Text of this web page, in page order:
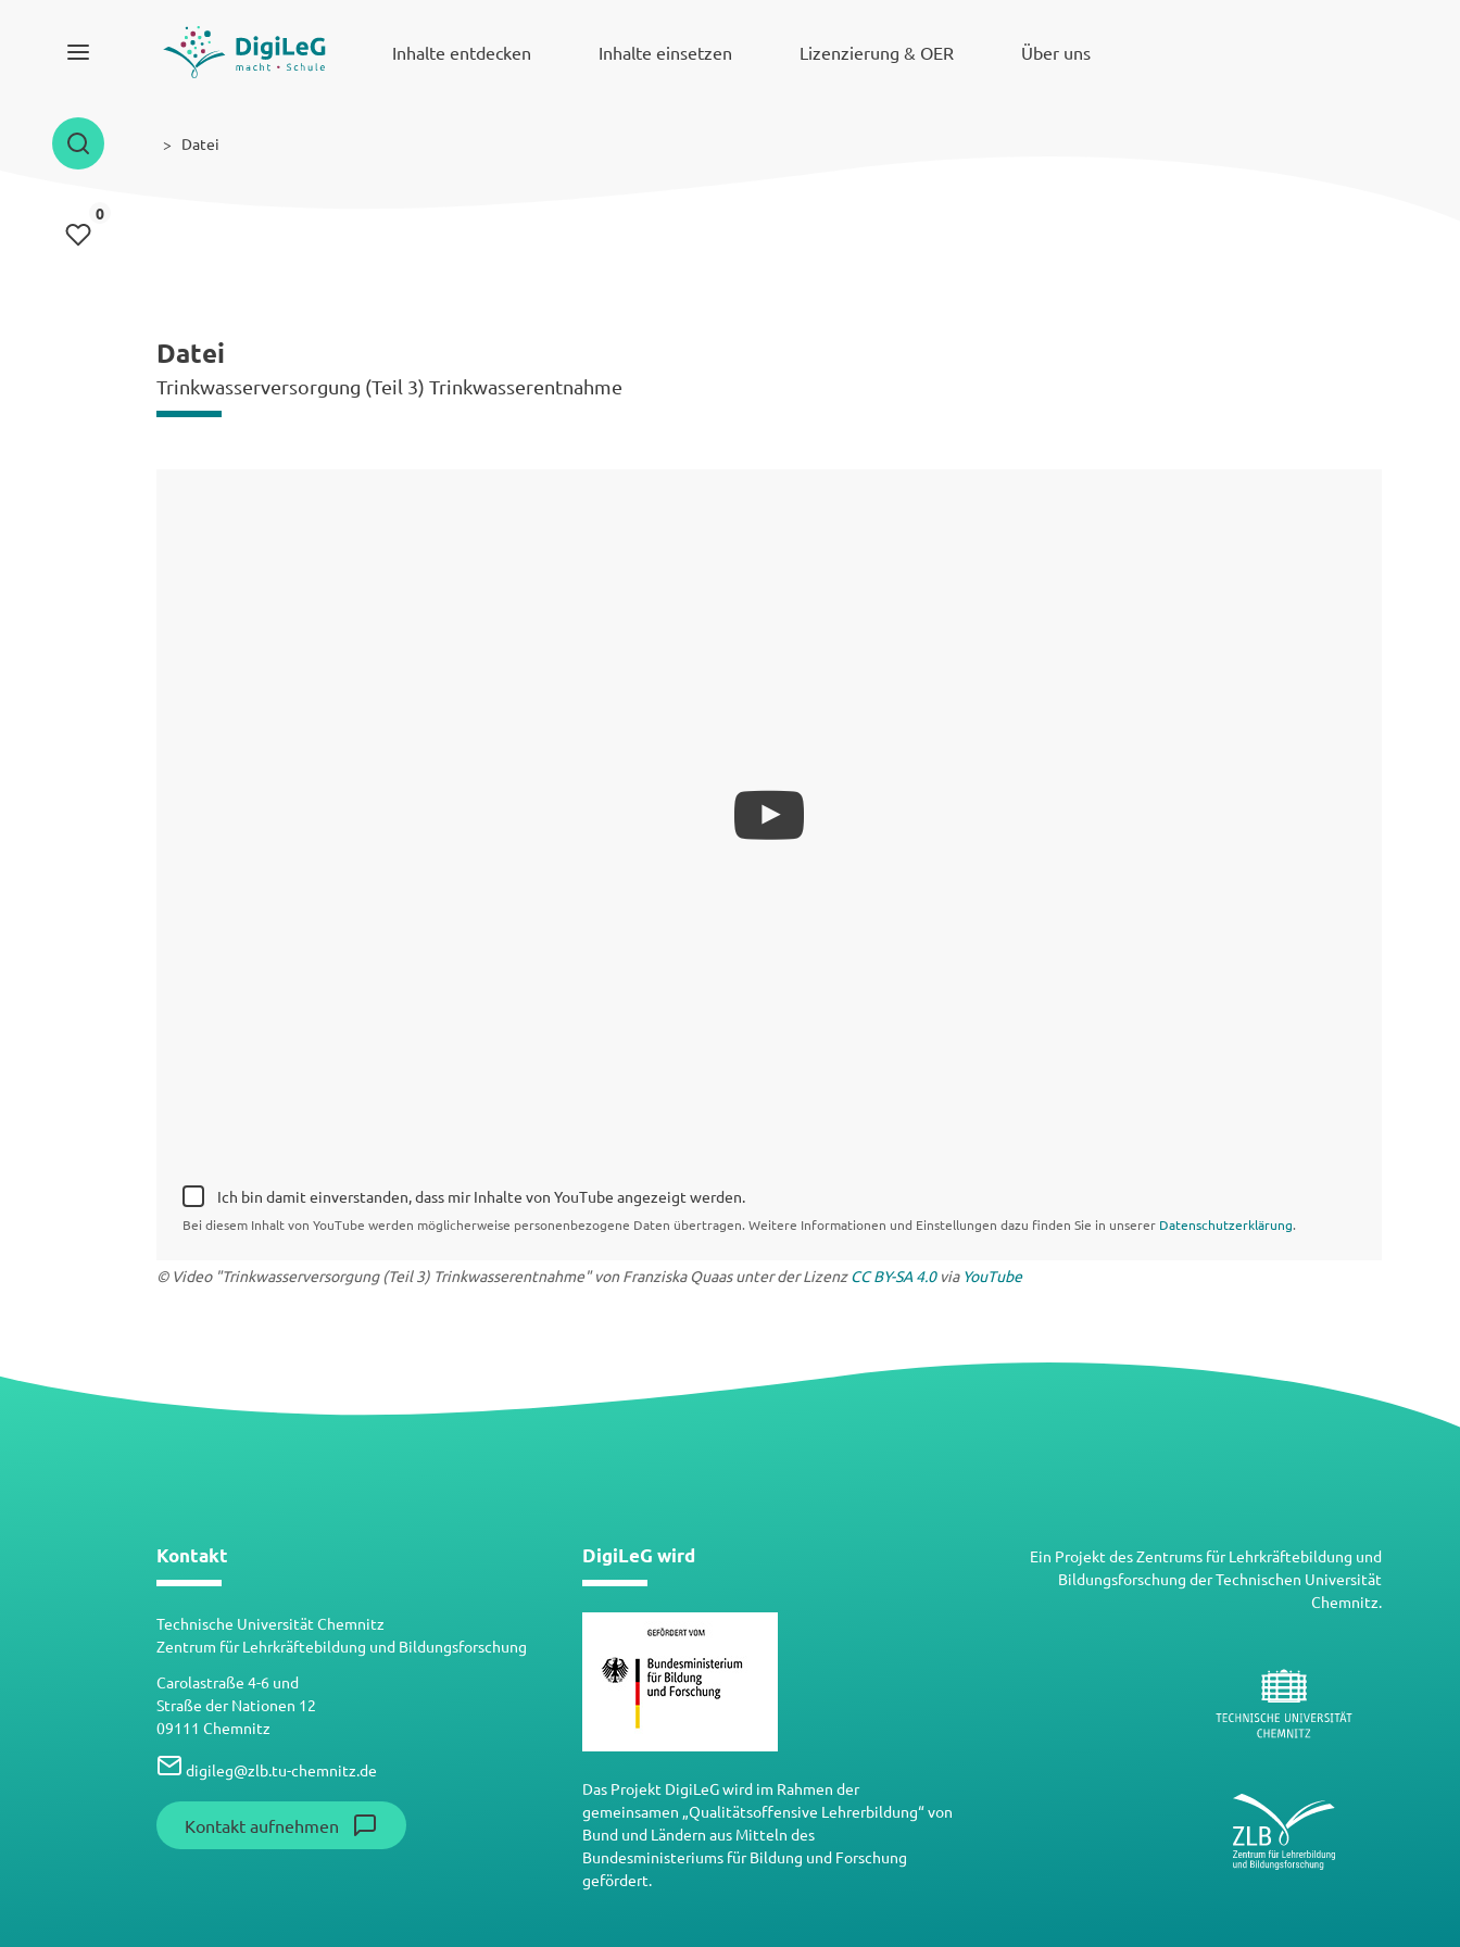
Inhalte entdecken Inhalte einsetzen Lizenzierung & OER Über uns
0Inhalte gemerkt
Datei
Datei
Trinkwasserversorgung (Teil 3) Trinkwasserentnahme
Ich bin damit einverstanden, dass mir Inhalte von YouTube angezeigt werden.
Bei diesem Inhalt von YouTube werden möglicherweise personenbezogene Daten übertragen. Weitere Informationen und Einstellungen dazu finden Sie in unserer Datenschutzerklärung.
© Video "Trinkwasserversorgung (Teil 3) Trinkwasserentnahme" von Franziska Quaas unter der LizenzCC BY-SA 4.0via YouTube
Kontakt
Technische Universität Chemnitz
Zentrum für Lehrkräftebildung und Bildungsforschung
Carolastraße 4-6 und
Straße der Nationen 12
09111 Chemnitz
digileg@zlb.tu-chemnitz.de
Kontakt aufnehmen
DigiLeG wird
Das Projekt DigiLeG wird im Rahmen der
gemeinsamen „Qualitätsoffensive Lehrerbildung“ von
Bund und Ländern aus Mitteln des
Bundesministeriums für Bildung und Forschung
gefördert.
Ein Projekt desZentrums für Lehrkräftebildung und
Bildungsforschung derTechnischen Universität
Chemnitz